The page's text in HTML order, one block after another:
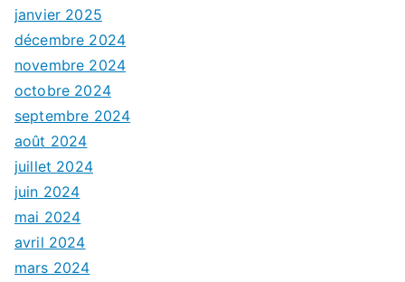
janvier 2025
décembre 2024
novembre 2024
octobre 2024
septembre 2024
août 2024
juillet 2024
juin 2024
mai 2024
avril 2024
mars 2024